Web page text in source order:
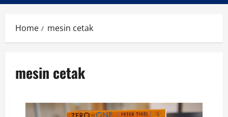
Home mesin cetak
mesin cetak